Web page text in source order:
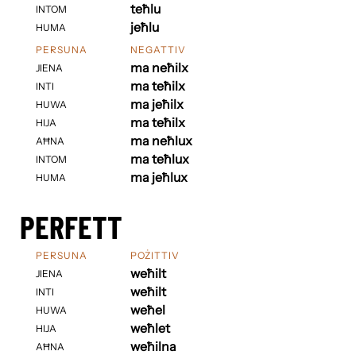
INTOM
HUMA
teħlu
jeħlu
PERSUNA
JIENA
INTI
HUWA
HIJA
AĦNA
INTOM
HUMA
NEGATTIV
ma neħilx
ma teħilx
ma jeħilx
ma teħilx
ma neħlux
ma teħlux
ma jeħlux
PERFETT
PERSUNA
JIENA
INTI
HUWA
HIJA
AĦNA
POŻITTIV
weħilt
weħilt
weħel
weħlet
weħilna